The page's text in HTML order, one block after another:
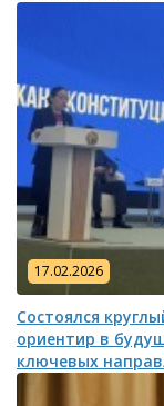
17.02.2026
Состоялся
ориентир в
ключевых